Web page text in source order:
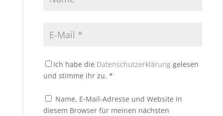
Ich habe die Datenschutzerklärunggelesen
und stimme ihr zu. *
Name, E-Mail-Adresse und Website in
diesem Browser für meinen nächsten